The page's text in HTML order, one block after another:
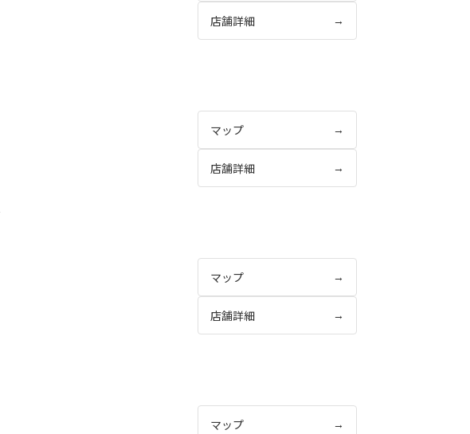
店舗詳細 →
マップ →
店舗詳細 →
マップ →
店舗詳細 →
マップ →